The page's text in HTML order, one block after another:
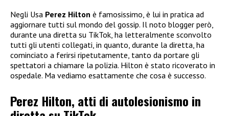
Negli Usa Perez Hilton è famosissimo, è lui in pratica ad
aggiornare tutti sul mondo del gossip. Il noto blogger però,
durante una diretta su TikTok, ha letteralmente sconvolto
tutti gli utenti collegati, in quanto, durante la diretta, ha
cominciato a ferirsi ripetutamente, tanto da portare gli
spettatori a chiamare la polizia. Hilton è stato ricoverato in
ospedale. Ma vediamo esattamente che cosa è successo.
Perez Hilton, atti di autolesionismo in